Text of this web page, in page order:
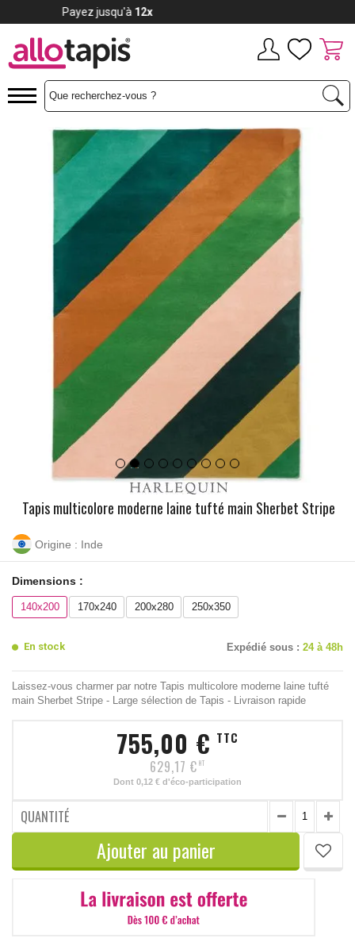
Tapis multicolore moderne laine tufté main Sherbet Stripe
Origine : Inde
Dimensions :
140x200 170x240 200x280 250x350
En stock Expédié sous : 24 à 48h
Laissez-vous charmer par notre Tapis multicolore moderne laine tufté
main Sherbet Stripe - Large sélection de Tapis - Livraison rapide
755,00 € TTC
629,17 € HT
Dont 0,12 € d'éco-participation
QUANTITÉ
Ajouter au panier
Payez jusqu'à